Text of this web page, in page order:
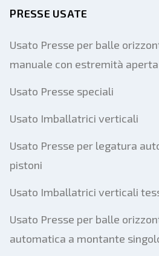
Spedire
PRESSE USATE
Usato Presse per balle
manuale con estremità
Usato Presse speciali
Usato Imballatrici verticali
Usato Presse per legatura
pistoni
Usato Imballatrici verticali
Usato Presse per balle
automatica a montante